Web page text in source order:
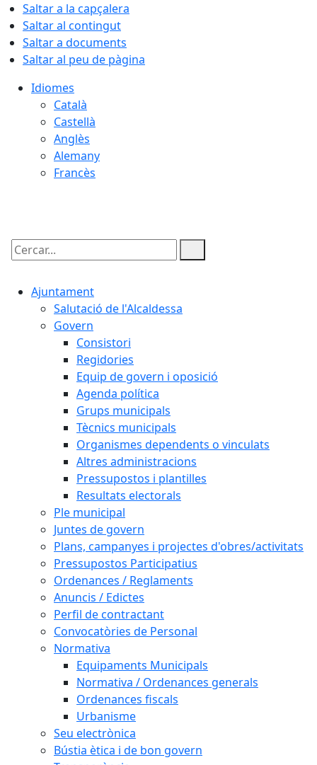
Saltar a la capçalera
Saltar al contingut
Saltar a documents
Saltar al peu de pàgina
Idiomes
Català
Castellà
Anglès
Alemany
Francès
Cercar:
Ajuntament
Salutació de l'Alcaldessa
Govern
Consistori
Regidories
Equip de govern i oposició
Agenda política
Grups municipals
Tècnics municipals
Organismes dependents o vinculats
Altres administracions
Pressupostos i plantilles
Resultats electorals
Ple municipal
Juntes de govern
Plans, campanyes i projectes d'obres/activitats
Pressupostos Participatius
Ordenances / Reglaments
Anuncis / Edictes
Perfil de contractant
Convocatòries de Personal
Normativa
Equipaments Municipals
Normativa / Ordenances generals
Ordenances fiscals
Urbanisme
Seu electrònica
Bústia ètica i de bon govern